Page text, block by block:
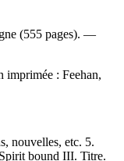
(555 pages). —
imprimée : Feehan,
nouvelles, etc. 5.
bound III. Titre.